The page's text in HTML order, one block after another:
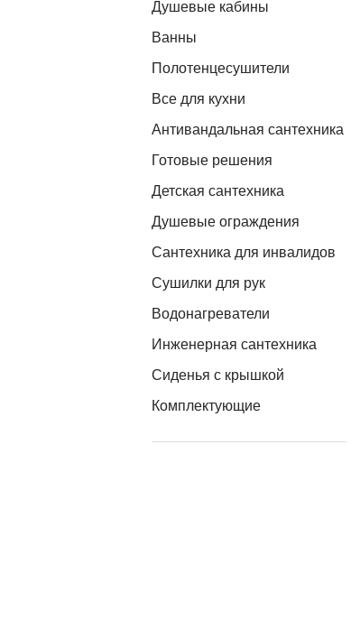
Душевые кабины
Ванны
Полотенцесушители
Все для кухни
Антивандальная сантехника
Готовые решения
Детская сантехника
Душевые ограждения
Сантехника для инвалидов
Сушилки для рук
Водонагреватели
Инженерная сантехника
Сиденья с крышкой
Комплектующие